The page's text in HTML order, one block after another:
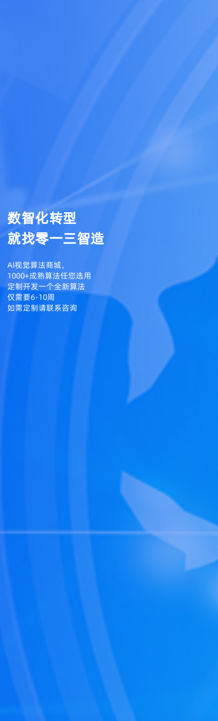
数智化转型
就找零一三智造
AI视觉算法商城，
1000+成熟算法任您选用
定制开发一个全新算法
仅需要6-10周
如需定制请联系咨询